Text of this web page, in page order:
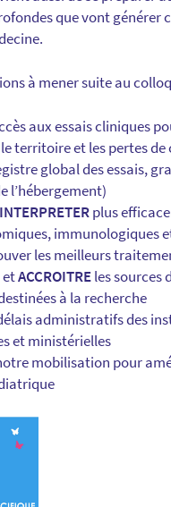
que vont générer
à mener suite au
aux essais cliniques
territoire et les pertes de
global des essais,
l’hébergement)
INTERPRETERplus
immunologiques
les meilleurs
etACCROITREles sources
à la recherche
administratifs des
et ministérielles
mobilisation pour